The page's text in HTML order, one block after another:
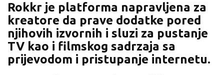
Rokkr je platforma napravljena za
kreatore da prave dodatke pored
njihovih izvornih i sluzi za pustanje
TV kao i filmskog sadrzaja sa
prijevodom i pristupanje internetu.